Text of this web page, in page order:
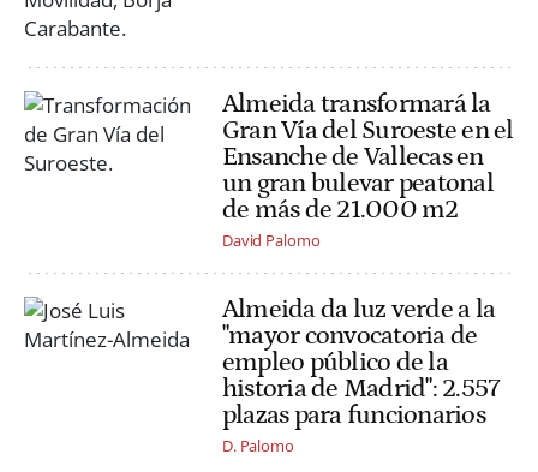
Almeida transformará la
Gran Vía del Suroeste en el
Ensanche de Vallecas en
un gran bulevar peatonal
de más de 21.000 m2
David Palomo
Almeida da luz verde a la
"mayor convocatoria de
empleo público de la
historia de Madrid": 2.557
plazas para funcionarios
D. Palomo